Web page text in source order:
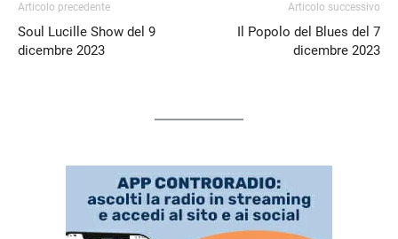
Articolo precedente
Soul Lucille Show del 9
dicembre 2023
Articolo successivo
Il Popolo del Blues del 7
dicembre 2023